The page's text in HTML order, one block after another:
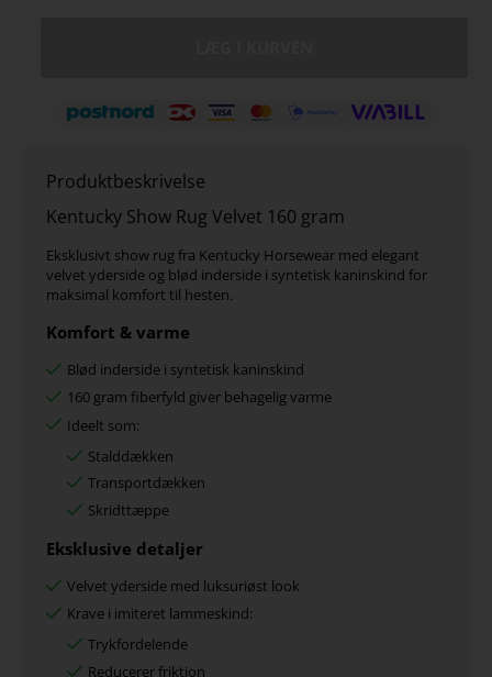
Produktbeskrivelse
Kentucky Show Rug Velvet 160 gram
Eksklusivt show rug fra Kentucky Horsewear med elegant
velvet yderside og blød inderside i syntetisk kaninskind for
maksimal komfort til hesten.
Komfort & varme
Blød inderside i syntetisk kaninskind
160 gram fiberfyld giver behagelig varme
Ideelt som:
Stalddækken
Transportdækken
Skridttæppe
Eksklusive detaljer
Velvet yderside med luksuriøst look
Krave i imiteret lammeskind:
Trykfordelende
Reducerer friktion